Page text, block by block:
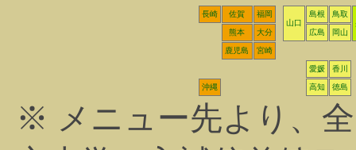
長崎 佐賀
福岡
山口
島根
鳥取
熊本
大分 広島 岡山
鹿児島 宮崎
愛媛 香川
沖縄 高知 徳島
※ メニュー先より、